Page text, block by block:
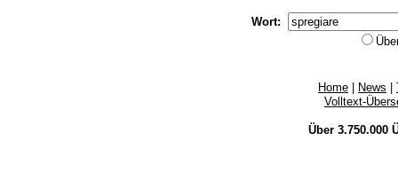
Wort:
Home News
Volltext-
Über 3.750.000